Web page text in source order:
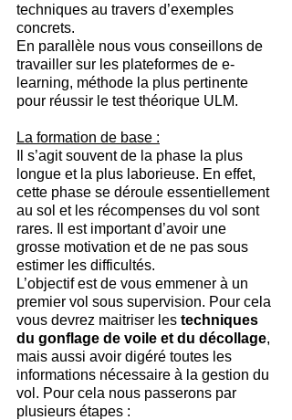
techniques au travers d’exemples
concrets.
En parallèle nous vous conseillons de
travailler sur les plateformes de e-
learning, méthode la plus pertinente
pour réussir le test théorique ULM.
La formation de base :
Il s’agit souvent de la phase la plus
longue et la plus laborieuse. En effet,
cette phase se déroule essentiellement
au sol et les récompenses du vol sont
rares. Il est important d’avoir une
grosse motivation et de ne pas sous
estimer les difficultés.
L’objectif est de vous emmener à un
premier vol sous supervision. Pour cela
vous devrez maitriser les techniques
du gonflage de voile et du décollage,
mais aussi avoir digéré toutes les
informations nécessaire à la gestion du
vol. Pour cela nous passerons par
plusieurs étapes :